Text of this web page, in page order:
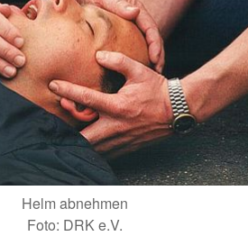
Helm abnehmen
Foto: DRK e.V.